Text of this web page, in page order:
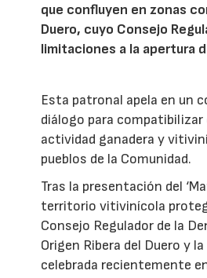
que confluyen en zonas
Duero, cuyo Consejo
limitaciones a la apertura
Esta patronal apela en un
diálogo para compatibilizar
actividad ganadera y
pueblos de la Comunidad.
Tras la presentación del
territorio vitivinícola
Consejo Regulador de la
Origen Ribera del Duero y
celebrada recientemente